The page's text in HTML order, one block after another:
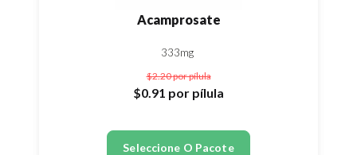
Acamprosate
333mg
$2.20por pílula
$0.91 por pílula
Seleccione O Pacote